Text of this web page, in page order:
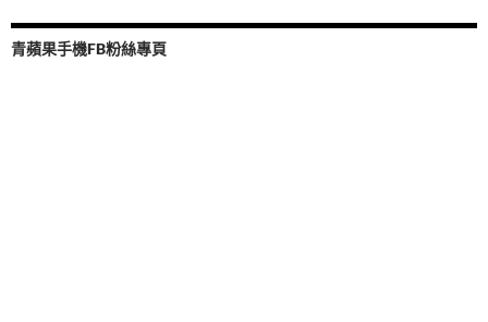
青蘋果手機FB粉絲專頁